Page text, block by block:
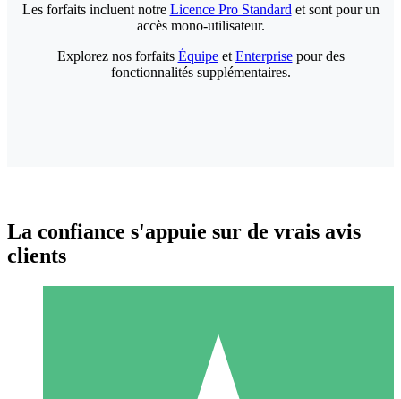
Packs de Crédits Individuels
Les forfaits incluent notre Licence Pro Standard et sont pour un
accès mono-utilisateur.
Explorez nos forfaits Équipeet Enterprisepour des
fonctionnalités supplémentaires.
La confiance s'appuie sur de vrais avis
clients